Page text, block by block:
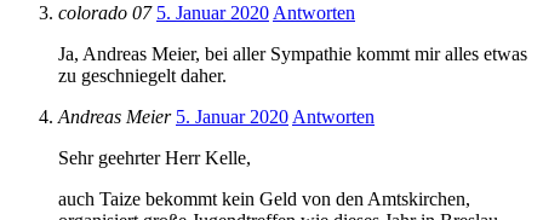
colorado 07 5. Januar 2020 Antworten
Ja, Andreas Meier, bei aller Sympathie kommt mir alles etwas
zu geschniegelt daher.
Andreas Meier 5. Januar 2020 Antworten
Sehr geehrter Herr Kelle,
auch Taize bekommt kein Geld von den Amtskirchen,